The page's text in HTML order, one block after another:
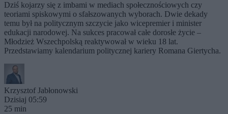
Dziś kojarzy się z imbami w mediach społecznościowych czy
teoriami spiskowymi o sfałszowanych wyborach. Dwie dekady
temu był na politycznym szczycie jako wicepremier i minister
edukacji narodowej. Na sukces pracował całe dorosłe życie –
Młodzież Wszechpolską reaktywował w wieku 18 lat.
Przedstawiamy kalendarium politycznej kariery Romana Giertycha.
Krzysztof Jabłonowski
Dzisiaj 05:59
25 min